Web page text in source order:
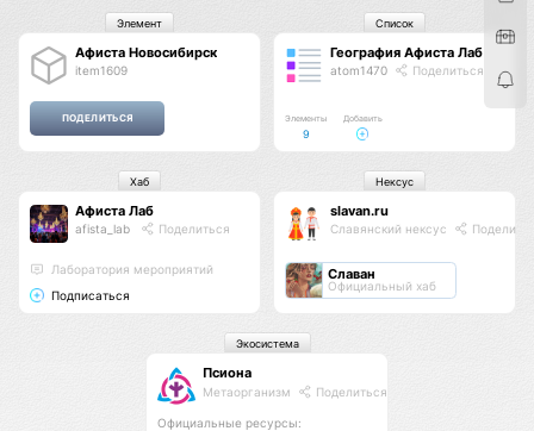
Афиста Новосибирск
item1609
Элемент
География Афиста Лаб
atom1470 Поделиться
Элементы
9
Добавить
Список
Афиста Лаб
afista_lab Поделиться
Лаборатория мероприятий
Подписаться
Хаб
slavan.ru
Славянский нексус
Славан
Официальный хаб
Нексус
Псиона
Метаорганизм Поделиться
Официальные ресурсы:
Экосистема